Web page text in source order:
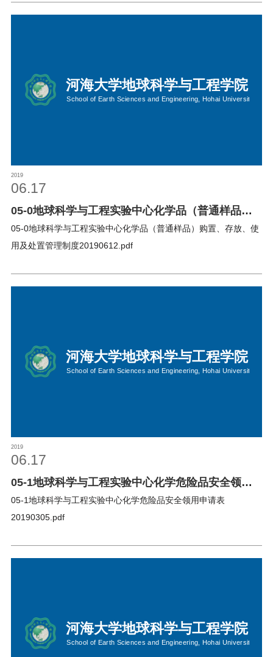
2019
06.17
05-0地球科学与工程实验中心化学品（普通样品）
购置、存放、使用及处置管理制度
05-0地球科学与工程实验中心化学品（普通样品）购置、存放、使
用及处置管理制度20190612.pdf
2019
06.17
05-1地球科学与工程实验中心化学危险品安全领用
申请表
05-1地球科学与工程实验中心化学危险品安全领用申请表
20190305.pdf